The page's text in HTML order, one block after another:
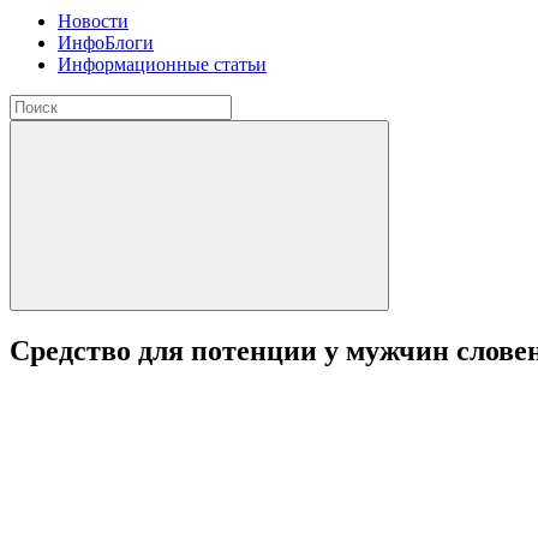
Новости
ИнфоБлоги
Информационные статьи
Средство для потенции у мужчин